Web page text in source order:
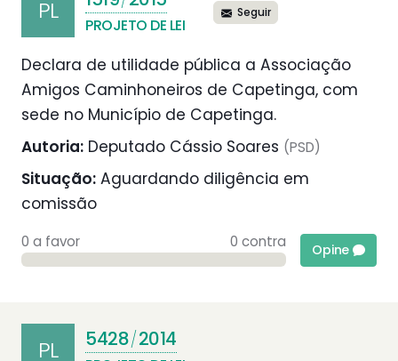
PL
PROJETO DE LEI
Seguir
Declara de utilidade pública a Associação
Amigos Caminhoneiros de Capetinga, com
sede no Município de Capetinga.
Autoria: Deputado Cássio Soares (PSD)
Situação: Aguardando diligência em
comissão
0 a favor 0 contra Opine
PL 5428/2014